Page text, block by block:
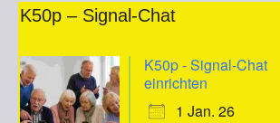
K50p – Signal-Chat
K50p - Signal-Chat
einrichten
1 Jan. 26